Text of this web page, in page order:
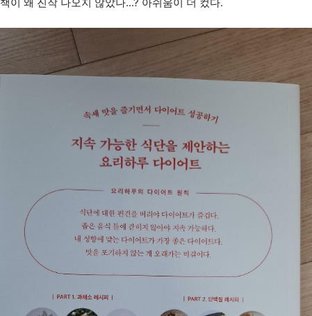
이 왜 진작 나오지 않았나...? 아쉬움이 더 컸다.